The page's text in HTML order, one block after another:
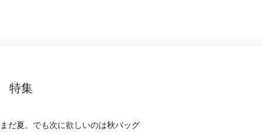
特集
まだ夏。でも次に欲しいのは秋バッグ